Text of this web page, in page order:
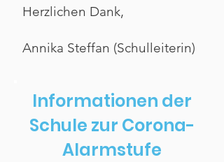
Herzlichen Dank,
Annika Steffan (Schulleiterin)
Informationen der
Schule zur Corona-
Alarmstufe